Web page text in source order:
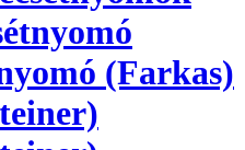
(Farkas)